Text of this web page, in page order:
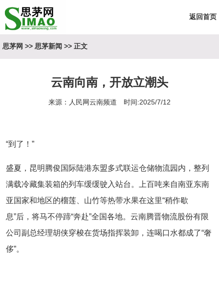
返回首页
思茅网 >> 思茅新闻 >> 正文
云南向南，开放立潮头
来源：人民网云南频道 时间:2025/7/12
“到了！”
盛夏，昆明腾俊国际陆港东盟多式联运仓储物流园内，整列
满载冷藏集装箱的列车缓缓驶入站台。上百吨来自南亚东南
亚国家和地区的榴莲、山竹等热带水果在这里“稍作歇
息”后，将马不停蹄“奔赴”全国各地。云南腾晋物流股份有限
公司副总经理胡侠穿梭在货场指挥装卸，连喝口水都成了“奢
侈”。